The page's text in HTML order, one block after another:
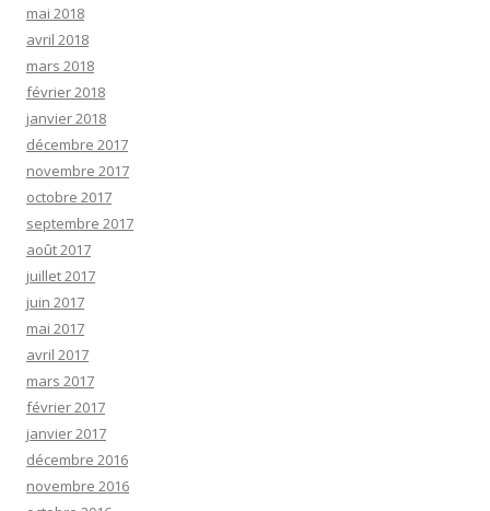
mai 2018
avril 2018
mars 2018
février 2018
janvier 2018
décembre 2017
novembre 2017
octobre 2017
septembre 2017
août 2017
juillet 2017
juin 2017
mai 2017
avril 2017
mars 2017
février 2017
janvier 2017
décembre 2016
novembre 2016